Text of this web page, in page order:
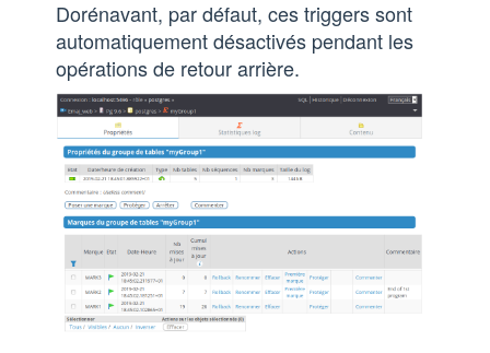
Dorénavant, par défaut, ces triggers sont
automatiquement désactivés pendant les
opérations de retour arrière.